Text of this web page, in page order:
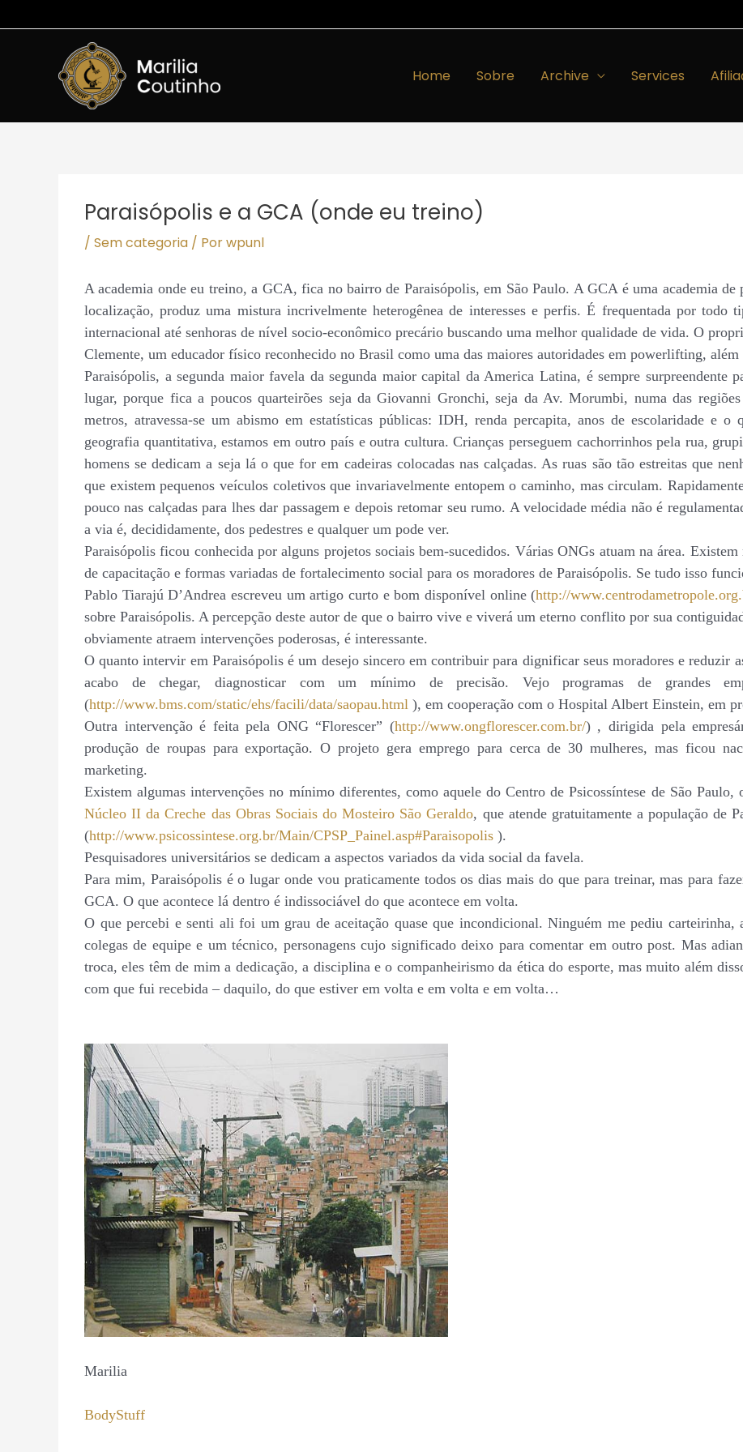
para
conteúdo
Home Sobre Archive Services
Paraisópolis e a GCA (onde eu treino)
/ Sem categoria / Porwpunl
A academia onde eu treino, a GCA, fica no bairro de Paraisópolis, em São Paulo. A GCA é uma academia
localização, produz uma mistura incrivelmente heterogênea de interesses e perfis. É frequentada por todo
internacional até senhoras de nível socio-econômico precário buscando uma melhor qualidade de vida. O
Clemente, um educador físico reconhecido no Brasil como uma das maiores autoridades em powerlifting,
Paraisópolis, a segunda maior favela da segunda maior capital da America Latina, é sempre surpreendente
lugar, porque fica a poucos quarteirões seja da Giovanni Gronchi, seja da Av. Morumbi, numa das
metros, atravessa-se um abismo em estatísticas públicas: IDH, renda percapita, anos de escolaridade e o
geografia quantitativa, estamos em outro país e outra cultura. Crianças perseguem cachorrinhos pela rua,
homens se dedicam a seja lá o que for em cadeiras colocadas nas calçadas. As ruas são tão estreitas que
que existem pequenos veículos coletivos que invariavelmente entopem o caminho, mas circulam.
pouco nas calçadas para lhes dar passagem e depois retomar seu rumo. A velocidade média não é
a via é, decididamente, dos pedestres e qualquer um pode ver.
Paraisópolis ficou conhecida por alguns projetos sociais bem-sucedidos. Várias ONGs atuam na área. Existem
de capacitação e formas variadas de fortalecimento social para os moradores de Paraisópolis. Se tudo isso
Pablo Tiarajú D’Andrea escreveu um artigo curto e bom disponível online (http://
sobre Paraisópolis. A percepção deste autor de que o bairro vive e viverá um eterno conflito por sua
obviamente atraem intervenções poderosas, é interessante.
O quanto intervir em Paraisópolis é um desejo sincero em contribuir para dignificar seus moradores e reduzir
acabo de chegar, diagnosticar com um mínimo de precisão. Vejo programas de grandes
(http://www.bms.com/static/ehs/facili/data/saopau.html ), em cooperação com o Hospital Albert Einstein, em
Outra intervenção é feita pela ONG “Florescer” (http://www.ongflorescer.com.br/) , dirigida pela
produção de roupas para exportação. O projeto gera emprego para cerca de 30 mulheres, mas ficou
marketing.
Existem algumas intervenções no mínimo diferentes, como aquele do Centro de Psicossíntese de São
Núcleo II da Creche das Obras Sociais do Mosteiro São Geraldo, que atende gratuitamente a população de
(http://www.psicossintese.org.br/Main/CPSP_Painel.asp#Paraisopolis ).
Pesquisadores universitários se dedicam a aspectos variados da vida social da favela.
Para mim, Paraisópolis é o lugar onde vou praticamente todos os dias mais do que para treinar, mas para
GCA. O que acontece lá dentro é indissociável do que acontece em volta.
O que percebi e senti ali foi um grau de aceitação quase que incondicional. Ninguém me pediu carteirinha,
colegas de equipe e um técnico, personagens cujo significado deixo para comentar em outro post. Mas
troca, eles têm de mim a dedicação, a disciplina e o companheirismo da ética do esporte, mas muito além
com que fui recebida – daquilo, do que estiver em volta e em volta e em volta…
Marilia
BodyStuff
navigation